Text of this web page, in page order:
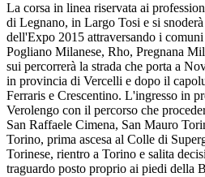
La corsa in linea riservata ai
di Legnano, in Largo Tosi e si
dell'Expo 2015 attraversando i
Pogliano Milanese, Rho, Pregnana
sui percorrerà la strada che porta a
in provincia di Vercelli e dopo il
Ferraris e Crescentino. L'ingresso in
Verolengo con il percorso che
San Raffaele Cimena, San Mauro
Torino, prima ascesa al Colle di
Torinese, rientro a Torino e salita
traguardo posto proprio ai piedi della